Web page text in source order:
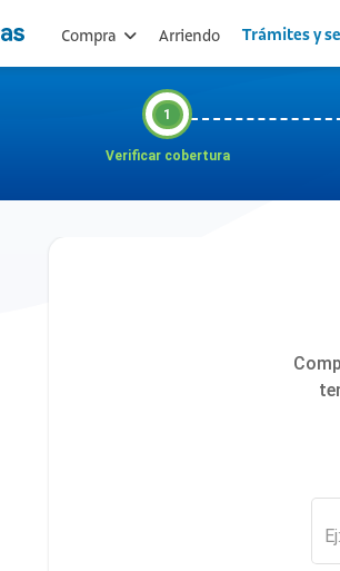
Compra Arriendo Trámites y
1
Verificar cobertura